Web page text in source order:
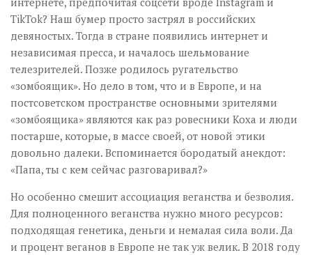
TikTok? Наш бумер просто застрял в российских
девяностых. Тогда в стране появились интернет и
независимая пресса, и началось шельмование
телезрителей. Позже родилось ругательство
«зомбоящик». Но дело в том, что и в Европе, и на
постсоветском пространстве основными зрителями
«зомбоящика» являются как раз ровесники Коха и люди
постарше, которые, в массе своей, от новой этики
довольно далеки. Вспоминается бородатый анекдот:
«Папа, ты с кем сейчас разговаривал?»
Но особенно смешит ассоциация веганства и безволия.
Для полноценного веганства нужно много ресурсов:
подходящая генетика, деньги и немалая сила воли. Да
и процент веганов в Европе не так уж велик. В 2018 году